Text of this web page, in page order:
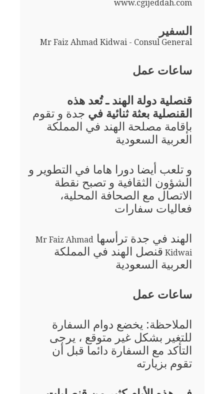
www.cgijeddah.com
السفير
Mr Faiz Ahmad Kidwai - Consul General
ساعات عمل
قنصلية دولة الهند ـ تُعد هذه
القنصلية بعثة ثنائية في جدة و تقوم
بإقامة مصلحة الهند في المملكة
العربية السعودية
و تلعب أيضا دورا هاما في التطوير و
الشؤون الثقافية و تصبح نقطة
الاتصال مع الصحافة المحلية،
فعاليات سفارات
الهند في جدة ترأسها Mr Faiz Ahmad
Kidwai قنصل الهند في المملكة
العربية السعودية
ساعات عمل
الملاحظة: يخضع دوام السفارة
للتغير بشكل غير متوقع ، يرجى
التأكد مع السفارة دائما قبل أن
تقوم بزيارته